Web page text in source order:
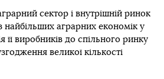
сектор і внутрішній ринок
найбільших аграрних економік у
її виробників до спільного ринку
великої кількості